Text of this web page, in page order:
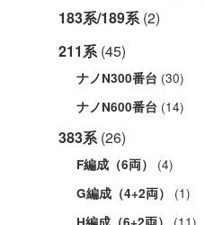
183系/189系(2)
211系(45)
ナノN300番台 (30)
ナノN600番台 (14)
383系(26)
F編成（6両） (4)
G編成（4+2両） (1)
(11)